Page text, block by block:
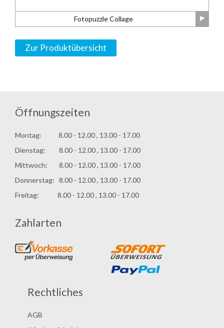
Fotopuzzle Collage
Zur Produktübersicht
Öffnungszeiten
Montag: 8.00 - 12.00 , 13.00 - 17.00
Dienstag: 8.00 - 12.00 , 13.00 - 17.00
Mittwoch: 8.00 - 12.00 , 13.00 - 17.00
Donnerstag: 8.00 - 12.00 , 13.00 - 17.00
Freitag: 8.00 - 12.00 , 13.00 - 17.00
Zahlarten
Rechtliches
AGB